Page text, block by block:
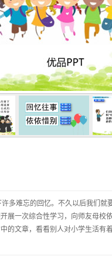
多难忘的回忆。不久以后我们就
展一次综合性学习，向师友母校
的文章，看看别人对小学生活有